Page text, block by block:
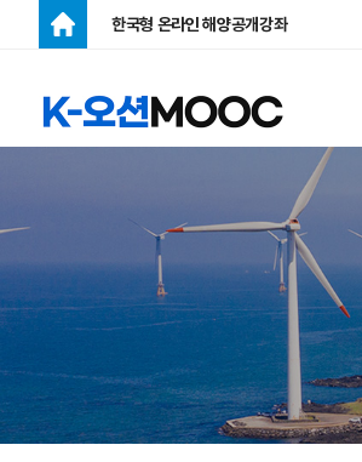
한국형 온라인 해양공개강좌